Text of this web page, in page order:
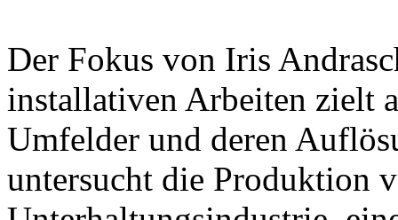
Der Fokus von Iris
installativen Arbeiten zielt
Umfelder und deren
untersucht die Produktion